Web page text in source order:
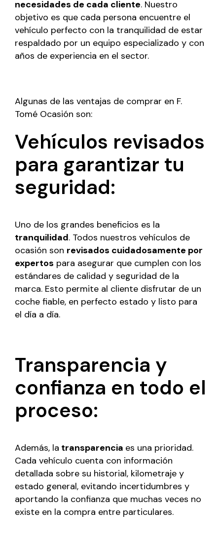
necesidades de cada cliente. Nuestro
objetivo es que cada persona encuentre el
vehículo perfecto con la tranquilidad de estar
respaldado por un equipo especializado y con
años de experiencia en el sector.
Algunas de las ventajas de comprar en F.
Tomé Ocasión son:
Vehículos revisados
para garantizar tu
seguridad:
Uno de los grandes beneficios es la
tranquilidad. Todos nuestros vehículos de
ocasión son revisados cuidadosamente por
expertos para asegurar que cumplen con los
estándares de calidad y seguridad de la
marca. Esto permite al cliente disfrutar de un
coche fiable, en perfecto estado y listo para
el día a día.
Transparencia y
confianza en todo el
proceso:
Además, la transparencia es una prioridad.
Cada vehículo cuenta con información
detallada sobre su historial, kilometraje y
estado general, evitando incertidumbres y
aportando la confianza que muchas veces no
existe en la compra entre particulares.